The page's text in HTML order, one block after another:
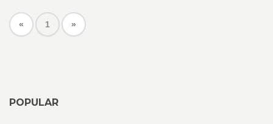
« 1 »
POPULAR